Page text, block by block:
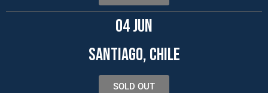
04 JUN
SANTIAGO, CHILE
SOLD OUT